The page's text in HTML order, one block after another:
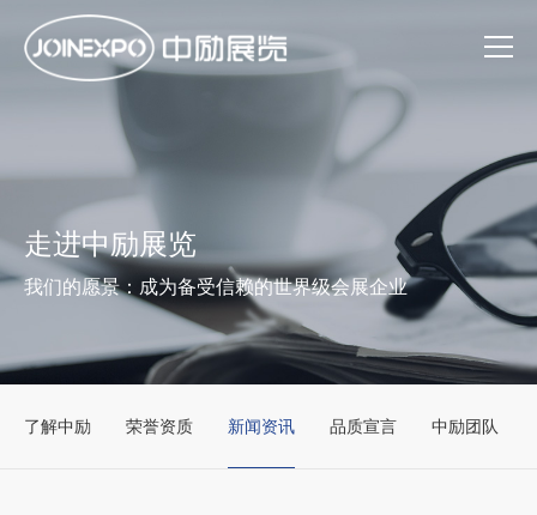
走进中励展览
我们的愿景：成为备受信赖的世界级会展企业
了解中励 荣誉资质 新闻资讯 品质宣言 中励团队